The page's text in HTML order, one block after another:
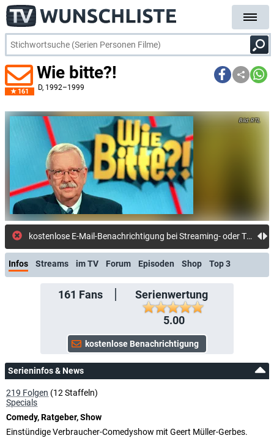
161
Wie bitte?!
D, 1992–1999
RTL
kostenlose E-Mail-Benachrichtigung bei Streaming- oder TV-Start
Infos Streams im TV Forum Episoden Shop Top 3
161 Fans
Serienwertung
5.00
Serieninfos & News
219 Folgen (12 Staffeln)
Specials
Comedy, Ratgeber, Show
Einstündige Verbraucher-Comedyshow mit Geert Müller-Gerbes.